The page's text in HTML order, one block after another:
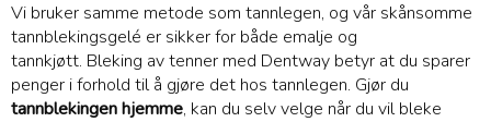
Vi bruker samme metode som tannlegen, og vår skånsomme
tannblekingsgelé er sikker for både emalje og
tannkjøtt. Bleking av tenner med Dentway betyr at du sparer
penger i forhold til å gjøre det hos tannlegen. Gjør du
tannblekingenhjemme, kan du selv velge når du vil bleke